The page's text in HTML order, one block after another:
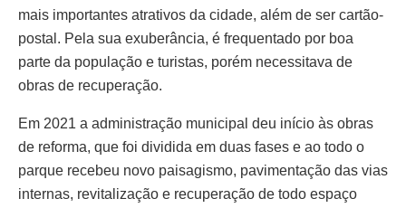
mais importantes atrativos da cidade, além de ser cartão-
postal. Pela sua exuberância, é frequentado por boa
parte da população e turistas, porém necessitava de
obras de recuperação.
Em 2021 a administração municipal deu início às obras
de reforma, que foi dividida em duas fases e ao todo o
parque recebeu novo paisagismo, pavimentação das vias
internas, revitalização e recuperação de todo espaço